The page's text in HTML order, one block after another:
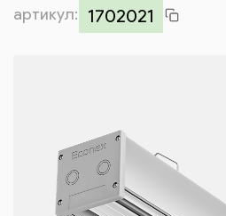
Контакты
артикул: 1702021